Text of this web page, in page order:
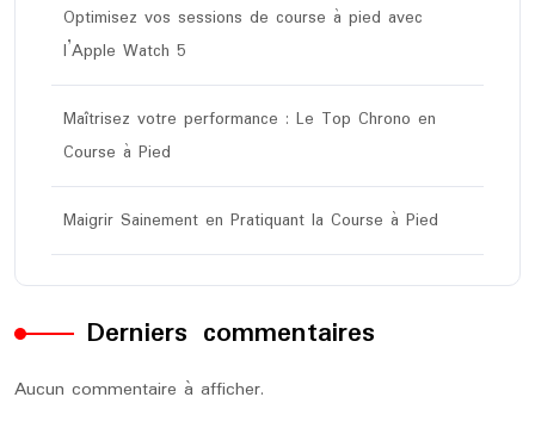
Optimisez vos sessions de course à pied avec
l’Apple Watch 5
Maîtrisez votre performance : Le Top Chrono en
Course à Pied
Maigrir Sainement en Pratiquant la Course à Pied
Derniers commentaires
Aucun commentaire à afficher.